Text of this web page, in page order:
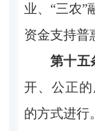
业、 “三农”
资金支持普
第十五
开、公正
的方式进行。